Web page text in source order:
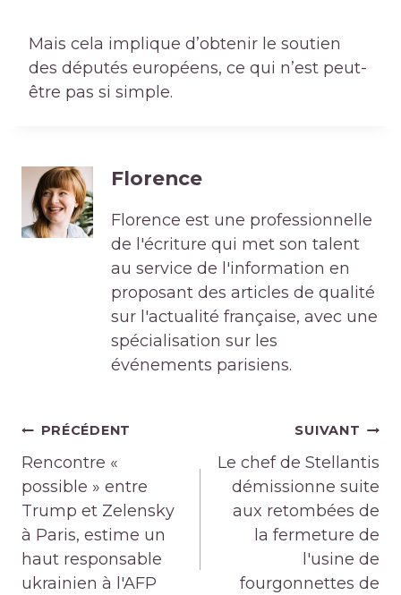
Mais cela implique d’obtenir le soutien
des députés européens, ce qui n’est peut-
être pas si simple.
Florence
Florence est une professionnelle
de l'écriture qui met son talent
au service de l'information en
proposant des articles de qualité
sur l'actualité française, avec une
spécialisation sur les
événements parisiens.
Navigation
de
l’article
PRÉCÉDENT
Rencontre «
possible » entre
Trump et Zelensky
à Paris, estime un
haut responsable
ukrainien à l'AFP
SUIVANT
Le chef de Stellantis
démissionne suite
aux retombées de
la fermeture de
l'usine de
fourgonnettes de